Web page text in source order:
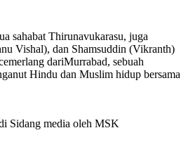
sahabat Thirunavukarasu, juga
Vishal), dan Shamsuddin (Vikranth)
dariMurrabad, sebuah
Hindu dan Muslim hidup bersama
Sidang media oleh MSK